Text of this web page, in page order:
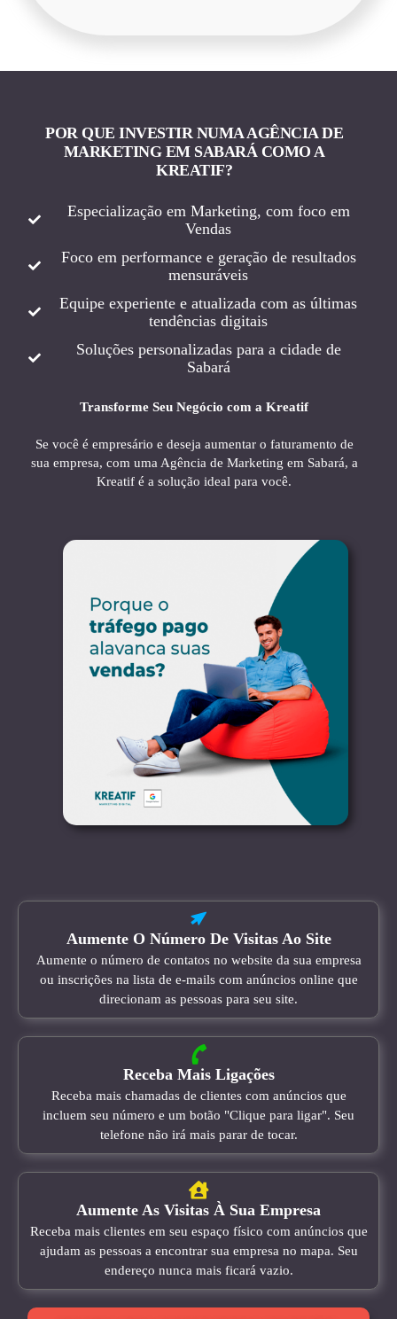
POR QUE INVESTIR NUMA AGÊNCIA DE
MARKETING EM SABARÁ COMO A
KREATIF?
Especialização em Marketing, com foco em
Vendas
Foco em performance e geração de resultados
mensuráveis
Equipe experiente e atualizada com as últimas
tendências digitais
Soluções personalizadas para a cidade de
Sabará
Transforme Seu Negócio com a Kreatif
Se você é empresário e deseja aumentar o faturamento de
sua empresa, com uma Agência de Marketing em Sabará, a
Kreatif é a solução ideal para você.
Aumente O Número De Visitas Ao Site
Aumente o número de contatos no website da sua empresa
ou inscrições na lista de e-mails com anúncios online que
direcionam as pessoas para seu site.
Receba Mais Ligações
Receba mais chamadas de clientes com anúncios que
incluem seu número e um botão "Clique para ligar". Seu
telefone não irá mais parar de tocar.
Aumente As Visitas À Sua Empresa
Receba mais clientes em seu espaço físico com anúncios que
ajudam as pessoas a encontrar sua empresa no mapa. Seu
endereço nunca mais ficará vazio.